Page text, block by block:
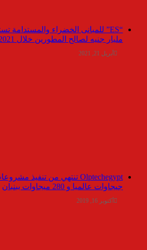
مليار جنيه لصالح المطورين خلال 2021
أبريل 21, 2021
جيجاوات عالميا و 280 ميجاوات ببنبان
أكتوبر 16, 2019